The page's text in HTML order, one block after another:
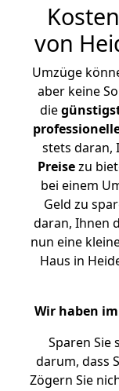
von
Umzüge
aber keine
die
stets daran,
Preisezu
bei einem
Geld zu
daran, Ihnen
nun eine
Haus in
Wir haben
Sparen Sie
darum, dass
Zögern Sie